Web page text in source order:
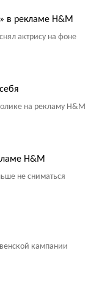
в рекламе H&M
актрису на фоне
на рекламу H&M
H&M
не сниматься
кампании